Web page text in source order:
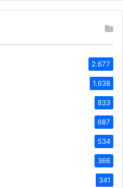
2.677
1.638
833
687
534
366
341